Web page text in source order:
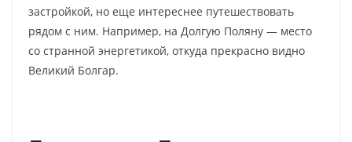
застройкой, но еще интереснее путешествовать
рядом с ним. Например, на Долгую Поляну — место
со странной энергетикой, откуда прекрасно видно
Великий Болгар.